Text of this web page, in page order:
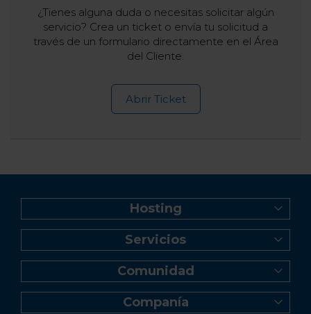
¿Tienes alguna duda o necesitas solicitar algún
servicio? Crea un ticket o envía tu solicitud a
través de un formulario directamente en el Área
del Cliente.
Abrir Ticket
Hosting
Web Hosting
Creador de Sitios
Reseller Hosting
Servidor VPS
Servidor Dedicado Linux
Servicios
Registro de dominio
Transferencia de dominio
Correo profesional Titan
Comunidad
Blog
Companía